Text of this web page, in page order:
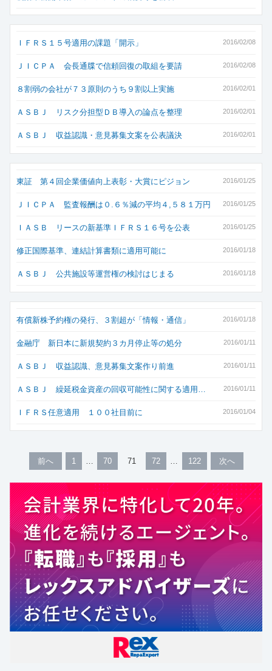
2016/02/08
ＩＦＲＳ１５号適用の課題「開示」
2016/02/08
ＪＩＣＰＡ 会長通牒で信頼回復の取組を要請
2016/02/01
８割弱の会社が７３原則のうち９割以上実施
2016/02/01
ＡＳＢＪ リスク分担型ＤＢ導入の論点を整理
2016/02/01
ＡＳＢＪ 収益認識・意見募集文案を公表議決
2016/01/25
東証 第４回企業価値向上表彰・大賞にピジョン
2016/01/25
ＪＩＣＰＡ 監査報酬は０.６％減の平均４,５８１万円
2016/01/25
ＩＡＳＢ リースの新基準ＩＦＲＳ１６号を公表
2016/01/18
修正国際基準、連結計算書類に適用可能に
2016/01/18
ＡＳＢＪ 公共施設等運営権の検討はじまる
2016/01/18
有償新株予約権の発行、３割超が「情報・通信」
2016/01/11
金融庁 新日本に新規契約３カ月停止等の処分
2016/01/11
ＡＳＢＪ 収益認識、意見募集文案作り前進
2016/01/11
ＡＳＢＪ 繰延税金資産の回収可能性に関する適用…
2016/01/04
ＩＦＲＳ任意適用 １００社目前に
前へ 1 70 71 72 122 次へ